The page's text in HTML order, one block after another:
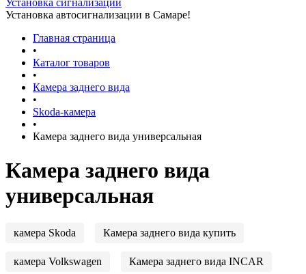
Установка сигнализации
Установка автосигнализации в Самаре!
Главная страница
•
Каталог товаров
•
Камера заднего вида
•
Skoda-камера
•
Камера заднего вида универсальная
Камера заднего вида
универсальная
камера Skoda Камера заднего вида купить
камера Volkswagen Камера заднего вида INCAR